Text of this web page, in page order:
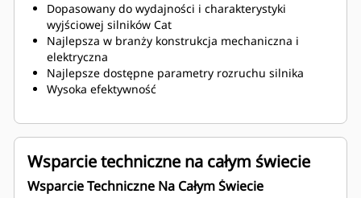
Dopasowany do wydajności i charakterystyki
wyjściowej silników Cat
Najlepsza w branży konstrukcja mechaniczna i
elektryczna
Najlepsze dostępne parametry rozruchu silnika
Wysoka efektywność
Wsparcie techniczne na całym świecie
Wsparcie Techniczne Na Całym Świecie